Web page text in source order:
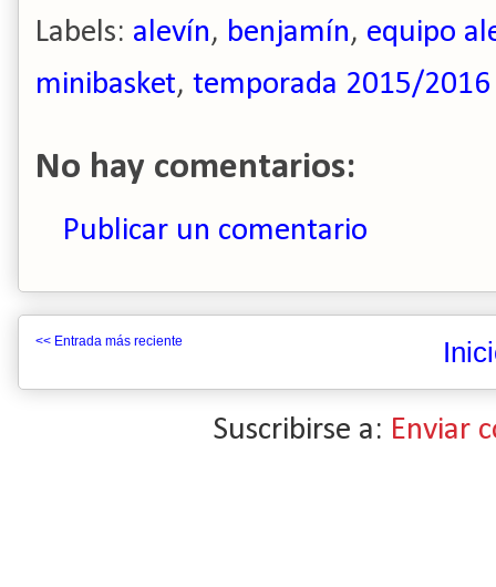
Labels: alevín, benjamín, equipo
minibasket, temporada 2015/2016
No hay comentarios:
Publicar un comentario
<< Entrada más reciente
Suscribirse a: Enviar